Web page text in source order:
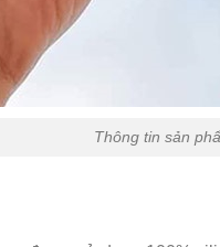
Thông tin sản